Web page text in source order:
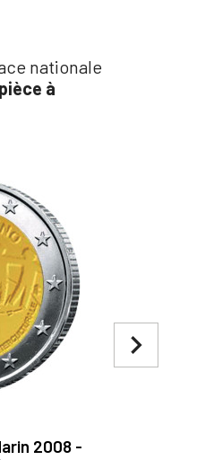
nationale
à
2008 -
navigate_next